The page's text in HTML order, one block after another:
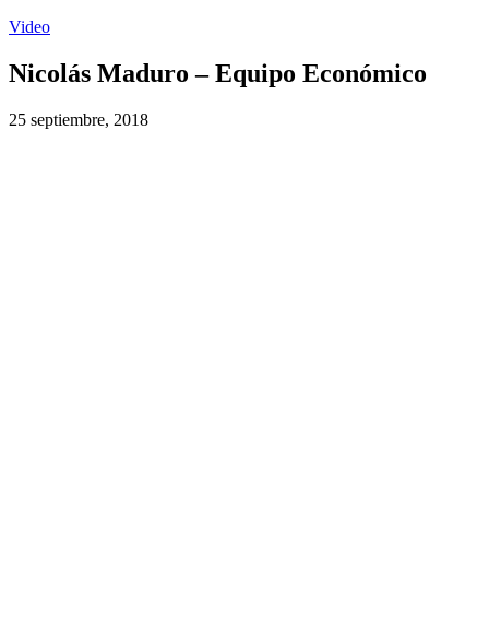
Video
Nicolás Maduro – Equipo Económico
25 septiembre, 2018